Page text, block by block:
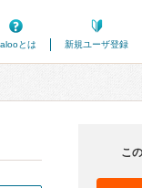
とは
新規ユーザ登録
こ